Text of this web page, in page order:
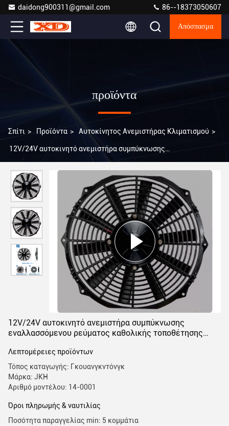
daidong900311@gmail.com 86--18373050607
Απόσπασμα
προϊόντα
Σπίτι > Προϊόντα > Αυτοκίνητος Ανεμιστήρας Κλιματισμού >
12V/24V αυτοκινητό ανεμιστήρα συμπύκνωσης
12V/24V αυτοκινητό ανεμιστήρα συμπύκνωσης
εναλλασσόμενου ρεύματος καθολικής τοποθέτησης
Λεπτομέρειες προϊόντων
Τόπος καταγωγής: Γκουανγκντόνγκ
Μάρκα: JKH
Αριθμό μοντέλου: 14-0001
Όροι πληρωμής & ναυτιλίας
Ποσότητα παραγγελίας min: 5 κομμάτια